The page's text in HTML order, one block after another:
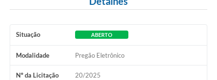
Situação ABERTO
Modalidade Pregão Eletrônico
Nº da Licitação 20/2025